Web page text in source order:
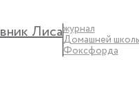
журнал
Домашней
Фоксфорда